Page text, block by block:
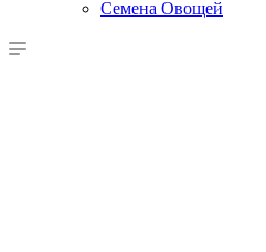
Семена Овощей